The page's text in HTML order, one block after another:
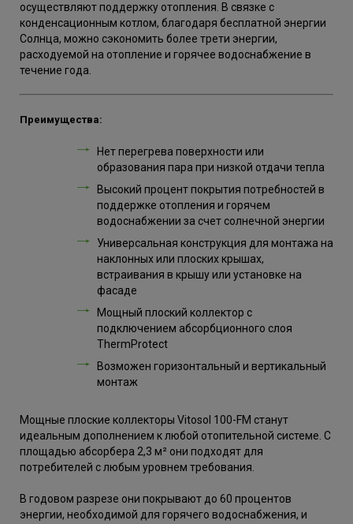
осуществляют поддержку отопления. В связке с
конденсационным котлом, благодаря бесплатной энергии
Солнца, можно сэкономить более трети энергии,
расходуемой на отопление и горячее водоснабжение в
течение года.
Преимущества:
Нет перегрева поверхности или
образования пара при низкой отдачи тепла
Высокий процент покрытия потребностей в
поддержке отопления и горячем
водоснабжении за счет солнечной энергии
Универсальная конструкция для монтажа на
наклонных или плоских крышах,
встраивания в крышу или установке на
фасаде
Мощный плоский коллектор с
подключением абсорбционного слоя
ThermProtect
Возможен горизонтальный и вертикальный
монтаж
Мощные плоские коллекторы Vitosol 100-FM станут
идеальным дополнением к любой отопительной системе. С
площадью абсорбера 2,3 м² они подходят для
потребителей с любым уровнем требования.
В годовом разрезе они покрывают до 60 процентов
энергии, необходимой для горячего водоснабжения, и